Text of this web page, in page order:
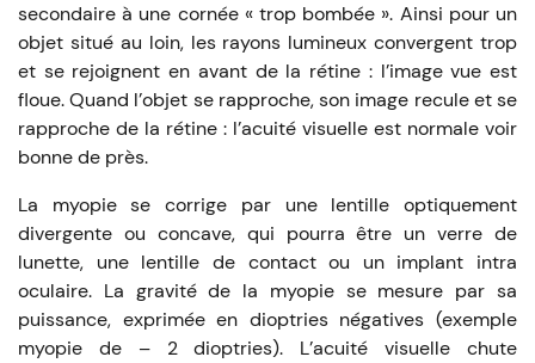
secondaire à une cornée « trop bombée ». Ainsi pour un
objet situé au loin, les rayons lumineux convergent trop
et se rejoignent en avant de la rétine : l’image vue est
floue. Quand l’objet se rapproche, son image recule et se
rapproche de la rétine : l’acuité visuelle est normale voir
bonne de près.
La myopie se corrige par une lentille optiquement
divergente ou concave, qui pourra être un verre de
lunette, une lentille de contact ou un implant intra
oculaire. La gravité de la myopie se mesure par sa
puissance, exprimée en dioptries négatives (exemple
myopie de – 2 dioptries). L’acuité visuelle chute